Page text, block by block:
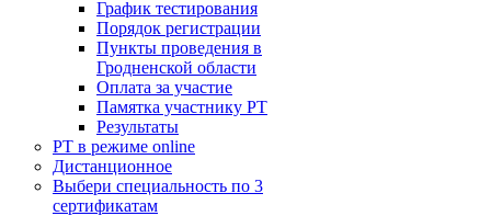
График тестирования
Порядок регистрации
Пункты проведения в
Гродненской области
Оплата за участие
Памятка участнику РТ
Результаты
РТ в режиме online
Дистанционное
Выбери специальность по 3
сертификатам